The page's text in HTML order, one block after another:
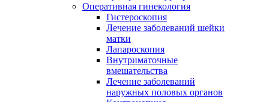
Оперативная гинекология
Гистероскопия
Лечение заболеваний шейки
матки
Лапароскопия
Внутриматочные
вмешательства
Лечение заболеваний
наружных половых органов